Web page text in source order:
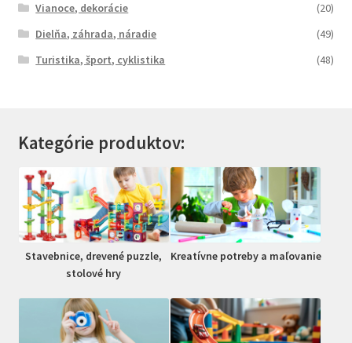
Vianoce, dekorácie
(20)
Dielňa, záhrada, náradie
(49)
Turistika, šport, cyklistika
(48)
Kategórie produktov:
Stavebnice, drevené puzzle,
stolové hry
Kreatívne potreby a maľovanie